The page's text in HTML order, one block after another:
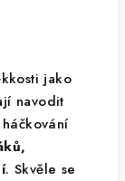
jako
navodit
. Skvěle se